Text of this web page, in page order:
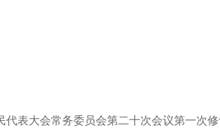
表大会常务委员会第二十次会议第一次